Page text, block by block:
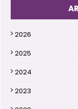
2026
2025
2024
2023